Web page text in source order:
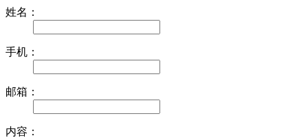
姓名：
手机：
邮箱：
内容：